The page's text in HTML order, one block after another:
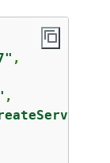
,
,